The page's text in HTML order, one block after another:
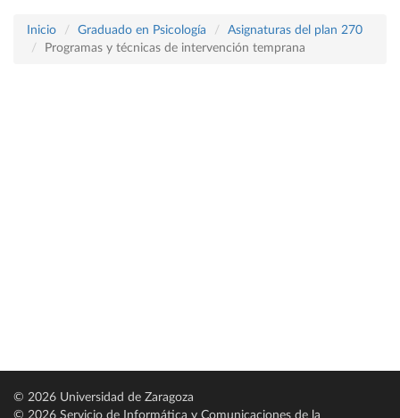
Inicio Graduado en Psicología
Asignaturas del plan 270
Programas y técnicas de intervención temprana
© 2026 Universidad de Zaragoza
© 2026 Servicio de Informática y Comunicaciones de la